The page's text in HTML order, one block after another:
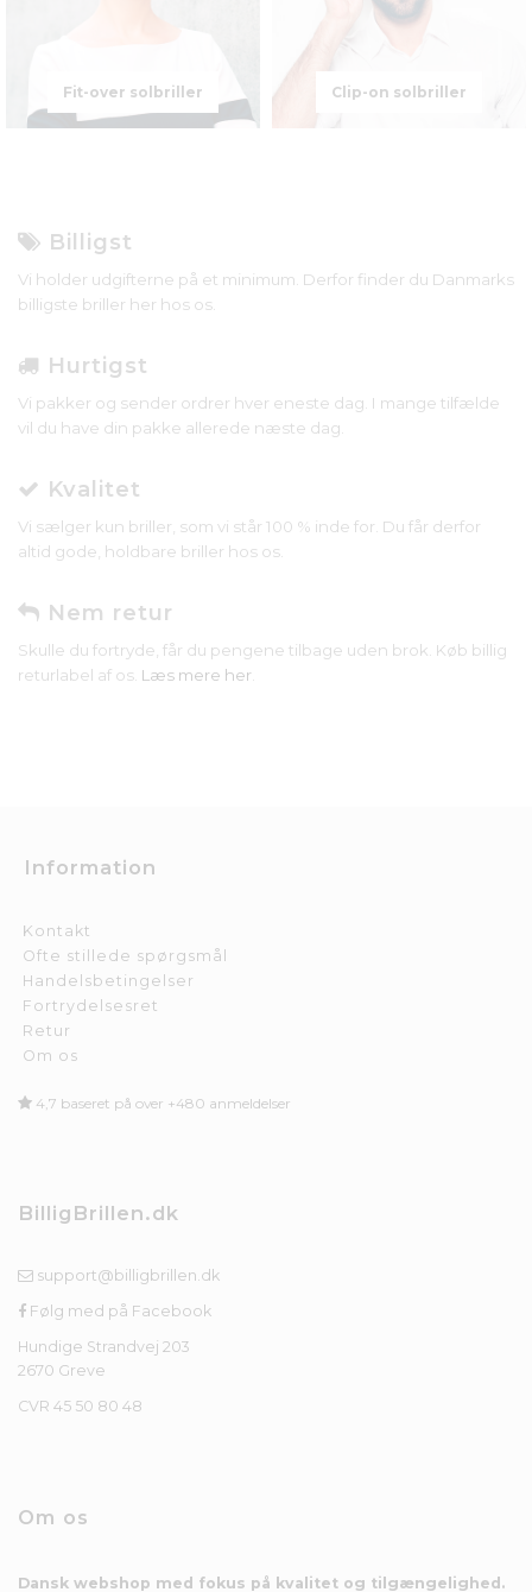
Fit-over solbriller Clip-on solbriller
Billigst
Vi holder udgifterne på et minimum. Derfor finder du Danmarks
billigste briller her hos os.
Hurtigst
Vi pakker og sender ordrer hver eneste dag. I mange tilfælde
vil du have din pakke allerede næste dag.
Kvalitet
Vi sælger kun briller, som vi står 100 % inde for. Du får derfor
altid gode, holdbare briller hos os.
Nem retur
Skulle du fortryde, får du pengene tilbage uden brok. Køb billig
returlabel af os. Læs mere her.
Information
Kontakt
Ofte stillede spørgsmål
Handelsbetingelser
Fortrydelsesret
Retur
Om os
4,7 baseret på over +480 anmeldelser
BilligBrillen.dk
support@billigbrillen.dk
Følg med på Facebook
Hundige Strandvej 203
2670 Greve
CVR 45 50 80 48
Om os
Dansk webshop med fokus på kvalitet og tilgængelighed.